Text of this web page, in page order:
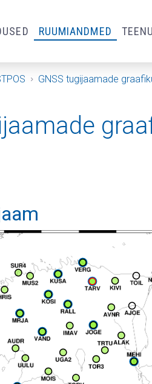
RUUMIANDMED
GNSS tugijaamade